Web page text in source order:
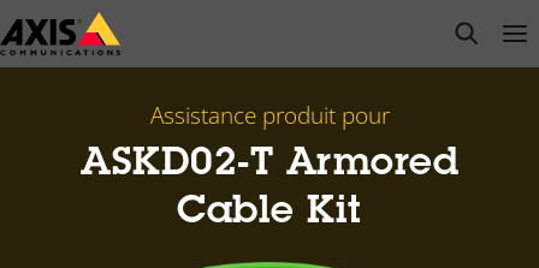
Passer
au
open
Assistance produit pour
ASKD02-T Armored
Cable Kit